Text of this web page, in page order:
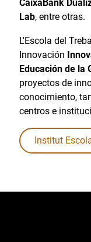
CaixaBank
Lab, entre otras.
L'Escola del
Innovación
Educación de la
proyectos de
conocimiento,
centros e
Institut